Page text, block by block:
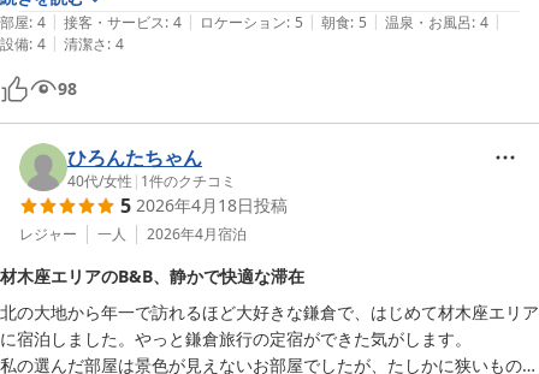
部屋: 4 | 接客・サービス: 4 | ロケーション: 5 | 朝食: 5 | 温泉・お風呂: 4 |
設備: 4 | 清潔さ: 4
98
ひろんたちゃん
40代/女性 | 1件のクチコミ
5 2026年4月18日投稿
レジャー 一人 2026年4月宿泊
材木座エリアのB&B、静かで快適な滞在
北の大地から年一で訪れるほど大好きな鎌倉で、はじめて材木座エリア
に宿泊しました。やっと鎌倉旅行の定宿ができた気がします。
私の選んだ部屋は景色が見えないお部屋でしたが、たしかに狭いもの